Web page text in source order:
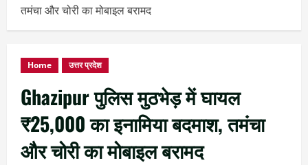
तमंचा और चोरी का मोबाइल बरामद
Home उत्तर प्रदेश
Ghazipur पुलिस मुठभेड़ में घायल
₹25,000 का इनामिया बदमाश, तमंचा
और चोरी का मोबाइल बरामद